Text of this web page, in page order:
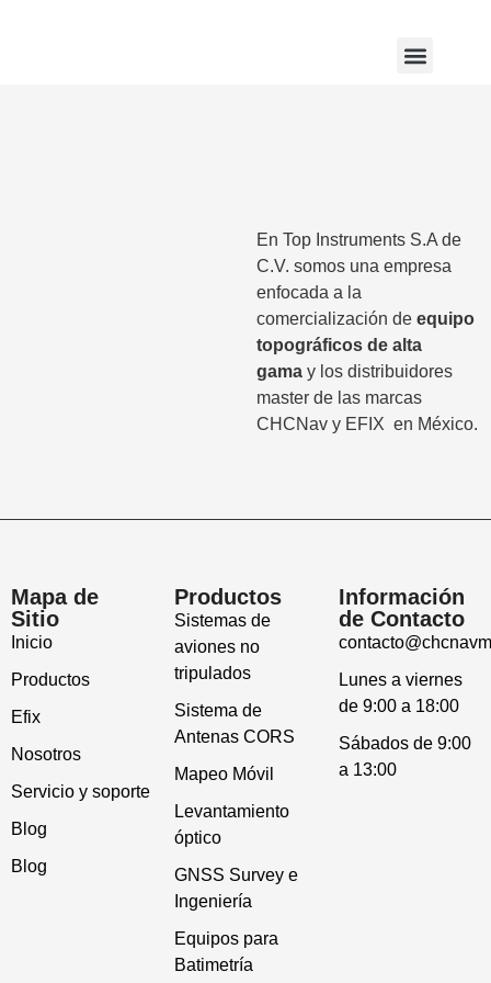
En Top Instruments S.A de
C.V. somos una empresa
enfocada a la
comercialización de equipo
topográficos de alta
gama y los distribuidores
master de las marcas
CHCNav y EFIX en México.
Mapa de
Sitio
Inicio
Productos
Efix
Nosotros
Servicio y soporte
Blog
Blog
Productos
Sistemas de
aviones no
tripulados
Sistema de
Antenas CORS
Mapeo Móvil
Levantamiento
óptico
GNSS Survey e
Ingeniería
Equipos para
Batimetría
Información
de Contacto
Lunes a viernes
de 9:00 a 18:00
Sábados de 9:00
a 13:00